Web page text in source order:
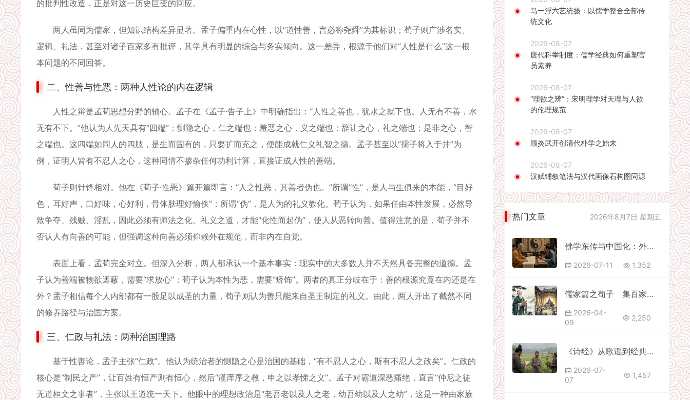
的批判性改造，正是对这一历史巨变的回应。
两人虽同为儒家，但知识结构差异显著。孟子偏重内在心性，以“道性善，言必称尧舜”为其标识；荀子则广涉名实、
逻辑、礼法，甚至对诸子百家多有批评，其学具有明显的综合与务实倾向。这一差异，根源于他们对“人性是什么”这一根
本问题的不同回答。
二、性善与性恶：两种人性论的内在逻辑
人性之辩是孟荀思想分野的轴心。孟子在《孟子·告子上》中明确指出：“人性之善也，犹水之就下也。人无有不善，水
无有不下。”他认为人先天具有“四端”：恻隐之心，仁之端也；羞恶之心，义之端也；辞让之心，礼之端也；是非之心，智
之端也。这四端如同人的四肢，是生而固有的，只要扩而充之，便能成就仁义礼智之德。孟子甚至以“孺子将入于井”为
例，证明人皆有不忍人之心，这种同情不掺杂任何功利计算，直接证成人性的善端。
荀子则针锋相对。他在《荀子·性恶》篇开篇即言：“人之性恶，其善者伪也。”所谓“性”，是人与生俱来的本能，“目好
色，耳好声，口好味，心好利，骨体肤理好愉佚”；所谓“伪”，是人为的礼义教化。荀子认为，如果任由本性发展，必然导
致争夺、残贼、淫乱，因此必须有师法之化、礼义之道，才能“化性而起伪”，使人从恶转向善。值得注意的是，荀子并不
否认人有向善的可能，但强调这种向善必须仰赖外在规范，而非内在自觉。
表面上看，孟荀完全对立。但深入分析，两人都承认一个基本事实：现实中的大多数人并不天然具备完整的道德。孟
子认为善端被物欲遮蔽，需要“求放心”；荀子认为本性为恶，需要“矫饰”。两者的真正分歧在于：善的根源究竟在内还是在
外？孟子相信每个人内部都有一股足以成圣的力量，荀子则认为善只能来自圣王制定的礼义。由此，两人开出了截然不同
的修养路径与治国方案。
三、仁政与礼法：两种治国理路
基于性善论，孟子主张“仁政”。他认为统治者的恻隐之心是治国的基础，“有不忍人之心，斯有不忍人之政矣”。仁政的
核心是“制民之产”，让百姓有恒产则有恒心，然后“谨庠序之教，申之以孝悌之义”。孟子对霸道深恶痛绝，直言“仲尼之徒
无道桓文之事者”，主张以王道统一天下。他眼中的理想政治是“老吾老以及人之老，幼吾幼以及人之幼”，这是一种由家族
马一浮六艺统摄：以儒学整合全部传
统文化
2026-08-07
唐代科举制度：儒学经典如何重塑官
员素养
2026-08-07
“理欲之辨”：宋明理学对天理与人欲
的伦理规范
2026-08-07
顾炎武开创清代朴学之始末
2026-08-07
汉赋铺叙笔法与汉代画像石构图同源
热门文章 2026年8月7日 星期五
佛学东传与中国化：外来思想如何融入中华文脉
2026-07-11 1,352
儒家篇之荀子 集百家之大成的现实主义哲人
2026-04-
09
2,250
《诗经》从歌谣到经典：普通人的声音如何进入文脉
2026-07-
07
1,457